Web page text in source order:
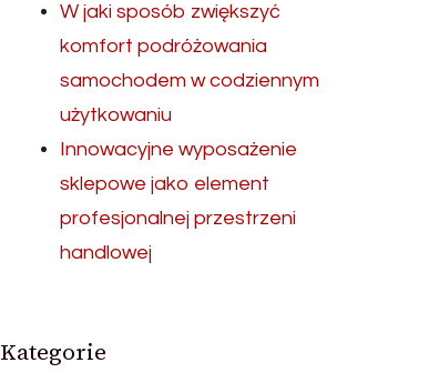
W jaki sposób zwiększyć
komfort podróżowania
samochodem w codziennym
użytkowaniu
Innowacyjne wyposażenie
sklepowe jako element
profesjonalnej przestrzeni
handlowej
Kategorie